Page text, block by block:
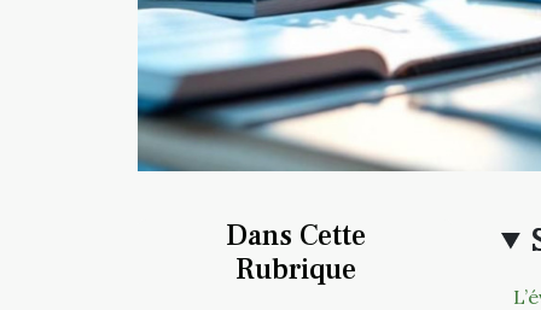
Dans Cette
Rubrique